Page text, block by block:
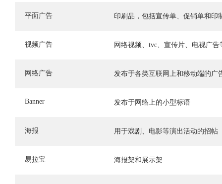
平面广告 印刷品，包括宣传单、促销单和印
视频广告 网络视频、tvc、宣传片、电视广告
网络广告 发布于各类互联网上和移动端的广
Banner 发布于网络上的小型标语
海报 用于戏剧、电影等演出活动的招帖
易拉宝 海报架和展示架